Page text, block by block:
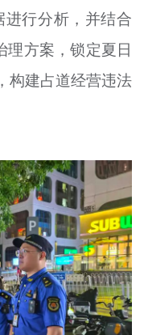
行分析，并结合
理方案，锁定夏日
构建占道经营违法